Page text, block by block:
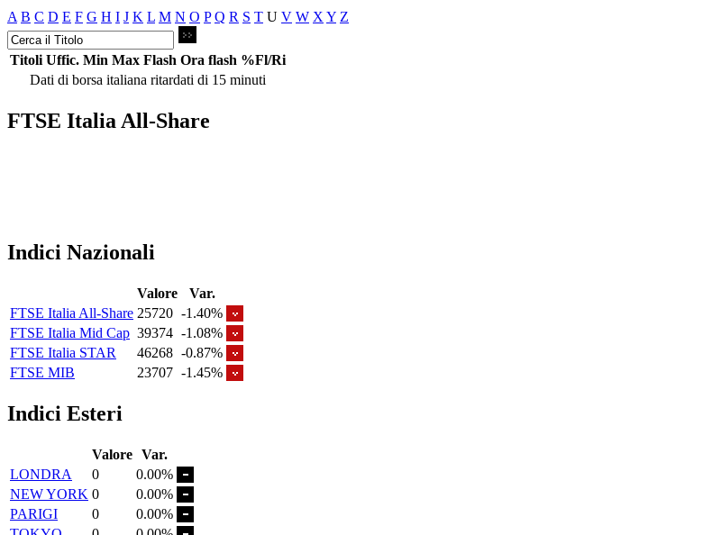
A B C D E F G H I J K L M N O P Q R S T U V W X Y Z
Titoli Uffic. Min Max Flash Ora flash %Fl/Ri
Dati di borsa italiana ritardati di 15 minuti
FTSE Italia All-Share
Indici Nazionali
Valore
Var.
FTSE Italia All-Share 25720 -1.40%
FTSE Italia Mid Cap 39374 -1.08%
FTSE Italia STAR
46268 -0.87%
FTSE MIB
23707 -1.45%
Indici Esteri
Valore Var.
LONDRA
0
0.00%
NEW YORK 0
0.00%
PARIGI
0
0.00%